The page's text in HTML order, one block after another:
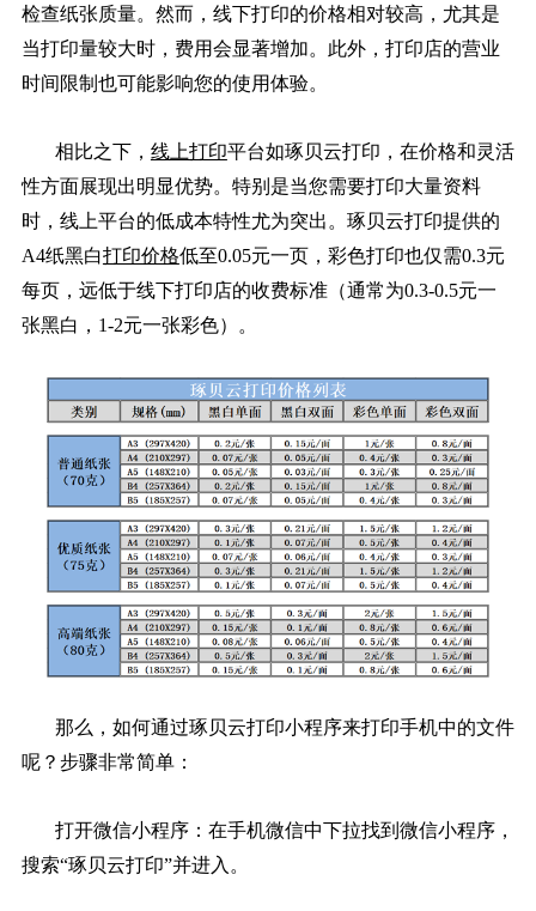
检查纸张质量。然而，线下打印的价格相对较高，尤其是
当打印量较大时，费用会显著增加。此外，打印店的营业
时间限制也可能影响您的使用体验。
相比之下， 线上打印平台如琢贝云打印，在价格和灵活
性方面展现出明显优势。特别是当您需要打印大量资料
时，线上平台的低成本特性尤为突出。琢贝云打印提供的
A4纸黑白打印价格低至0.05元一页，彩色打印也仅需0.3元
每页，远低于线下打印店的收费标准（通常为0.3-0.5元一
张黑白，1-2元一张彩色）。
那么，如何通过琢贝云打印小程序来打印手机中的文件
呢？步骤非常简单：
打开微信小程序：在手机微信中下拉找到微信小程序，
搜索“琢贝云打印”并进入。